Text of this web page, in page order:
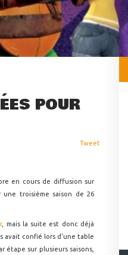
POUR
Tweet
en cours de diffusion sur
troisième saison de 26
, mais la suite est donc déjà
avait confié lors d'une table
étape sur plusieurs saisons,